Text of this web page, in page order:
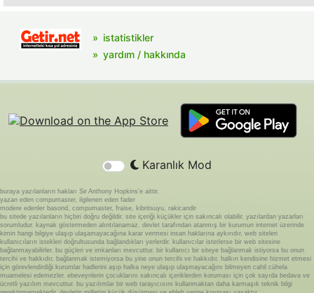
istatistikler
yardım / hakkında
Karanlık Mod
buraya yazılanların hakları Sir Anthony Hopkins'e aittir.
yazan eden compumaster, ilgilenen eden fader
modere edenler basond, compumaster, fraise, kibritsuyu, rakicandir
bu sitede yazılanların hiçbiri doğru değildir. site içeriği küçükler için sakıncalı olabilir. yazılardan yazarları
sorumludur. kaynak göstermeden alıntılanamaz. devlet tarafından atanmış bir kurumun internet üzerinde
kimin hangi bilgiye ulaşıp ulaşamayacağına karar vermesi insan haklarına aykırıdır. web siteleri
kullanıcıların istekleri doğrultusunda bağlandıkları yerlerdir. kullanıcılar isterlerse bir web sitesine
bağlanmayabilirler. bu güçleri ve imkanları mevcuttur. bir kullanıcı bir siteye bağlanmak istiyorsa bu onun
tercihi ve hakkıdır. bağlanmak istemiyorsa bu yine onun tercihi ve hakkıdır. halkın kendisine hizmet etmesi
için görevlendirdiği kurumlar hadlerini aşıp halka neye ulaşıp ulaşmayacağını bilmeyen cahil cühela
muamelesi edemezler. ebeveynlerin çocuklarını sakıncalı içeriklerden koruması için çok sayıda bedava ve
ücretli yazılım mevcuttur. bu yazılımlar bir web tarayıcısını kullanmaktan daha karmaşık teknik bilgi